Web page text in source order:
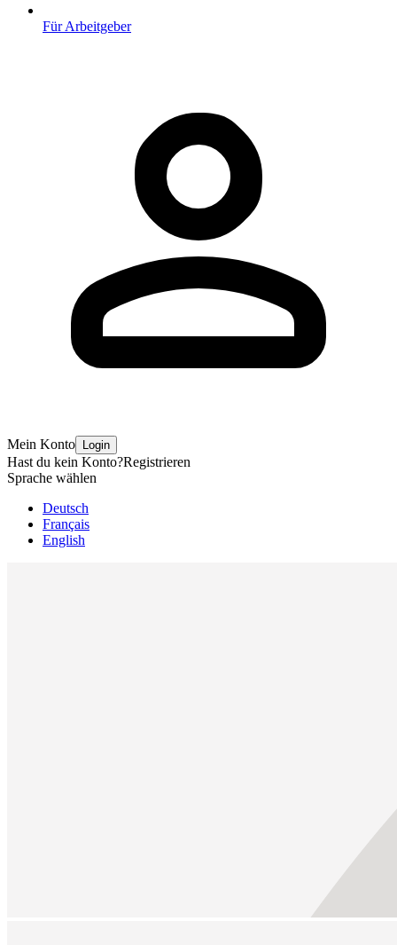
Für Arbeitgeber
Mein Konto Login
Hast du kein Konto?Registrieren
Sprache wählen
Deutsch
Français
English